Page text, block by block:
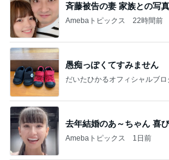
斉藤被告の妻 家族との写
Amebaトピックス 22時間前
愚痴っぽくてすみません
だいたひかるオフィシャルブロ
去年結婚のあ～ちゃん 喜
Amebaトピックス 1日前